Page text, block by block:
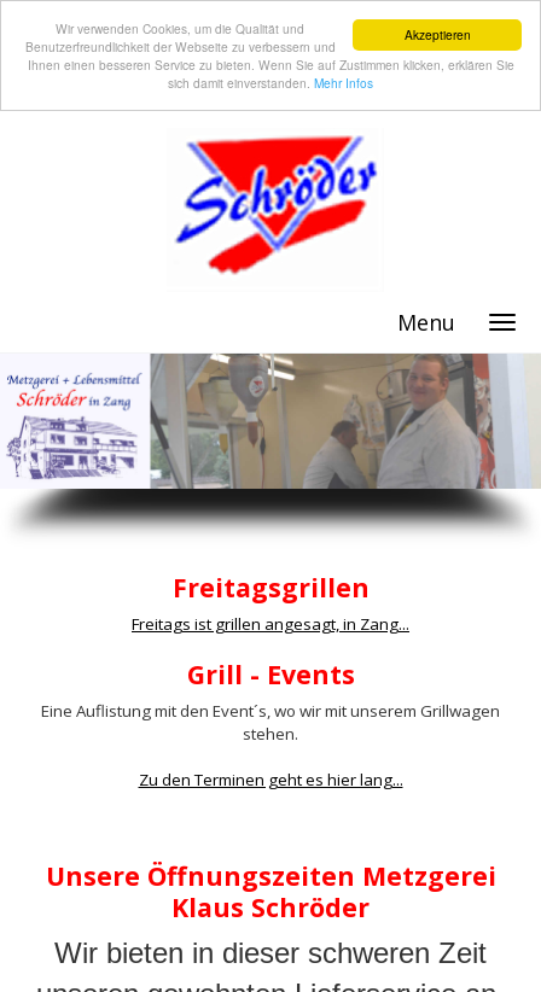
Akzeptieren
Wir verwenden Cookies, um die Qualität und
Benutzerfreundlichkeit der Webseite zu verbessern und
Ihnen einen besseren Service zu bieten. Wenn Sie auf Zustimmen klicken, erklären Sie
sich damit einverstanden. Mehr Infos
Menu
Freitagsgrillen
Freitags ist grillen angesagt, in Zang...
Grill - Events
Eine Auflistung mit den Event´s, wo wir mit unserem Grillwagen
stehen.
Zu den Terminen geht es hier lang...
Unsere Öffnungszeiten Metzgerei
Klaus Schröder
Wir bieten in dieser schweren Zeit